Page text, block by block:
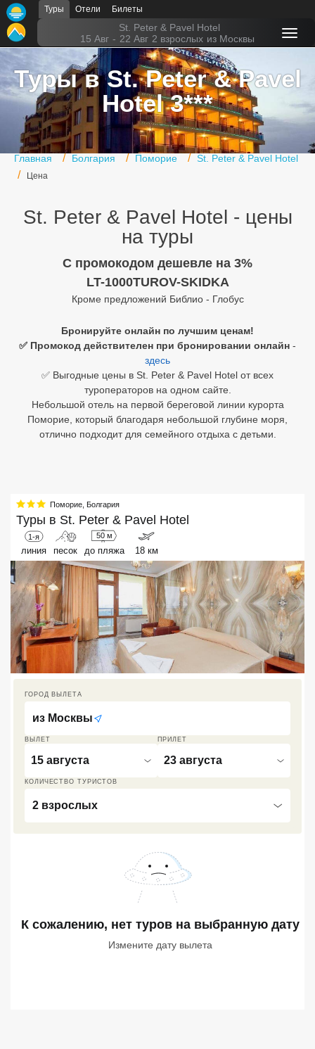
Туры Отели Билеты
St. Peter & Pavel Hotel
15 Авг - 22 Авг 2 взрослых из Москвы
Туры в St. Peter & Pavel
Hotel 3***
Главная Болгария Поморие St. Peter & Pavel Hotel
Цена
St. Peter & Pavel Hotel - цены
на туры
C промокодом дешевле на 3%
LT-1000TUROV-SKIDKA
Кроме предложений Библио - Глобус
Бронируйте онлайн по лучшим ценам!
✅ Промокод действителен при бронировании онлайн -
здесь
✅ Выгодные цены в St. Peter & Pavel Hotel от всех
туроператоров на одном сайте.
Небольшой отель на первой береговой линии курорта
Поморие, который благодаря небольшой глубине моря,
отлично подходит для семейного отдыха с детьми.
Поморие, Болгария
Туры в St. Peter & Pavel Hotel
1-я
линия песок
50 м
до пляжа 18 км
ВЫЛЕТ
15 августа
ПРИЛЕТ
23 августа
КОЛИЧЕСТВО ТУРИСТОВ
2 взрослых
ГОРОД ВЫЛЕТА
из Москвы
К сожалению, нет туров на выбранную дату
Измените дату вылета
Главная
Горящие туры
Туры в Турцию
Туры в Египет
Туры в ОАЭ
Офис г. Москва
Египет
Бали
Северный Гоа
Южный Гоа
Занзибар
Абхазия
Большой Сочи
Кав Мин Воды
ТОП 10 лучших отелей 5*
ТОП 10 недорогих отелей
Недорогие отели 3*
звезды